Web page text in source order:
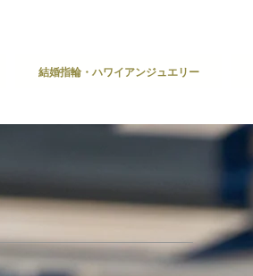
結婚指輪・ハワイアンジュエリー